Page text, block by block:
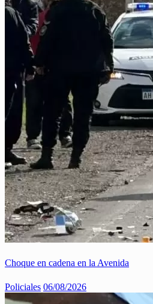
Choque en cadena en la Avenida
Policiales 06/08/2026